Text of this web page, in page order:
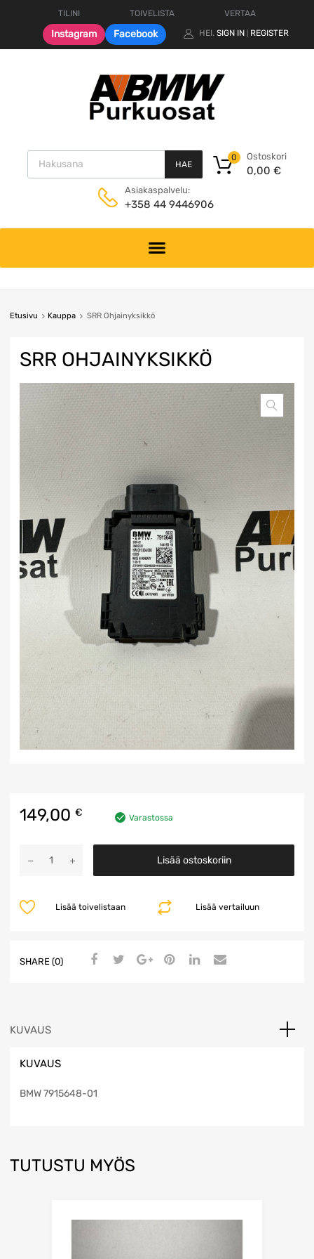
TILINI TOIVELISTA VERTAA
Instagram Facebook HEI. SIGN IN REGISTER
Products search
HAE
Ostoskori
0,00 €
0
Asiakaspalvelu:
+358 44 9446906
content
Etusivu Kauppa SRR Ohjainyksikkö
SRR OHJAINYKSIKKÖ
149,00 € Varastossa
Ohjainyksikkö
Lisää ostoskoriin
Lisää vertailuun
Lisää toivelistaan
SHARE (0)
KUVAUS
KUVAUS
BMW 7915648-01
TUTUSTU MYÖS